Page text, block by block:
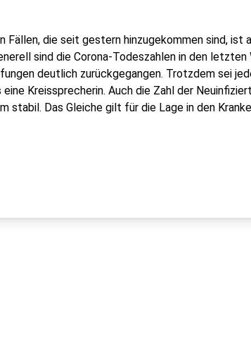
Fällen, die seit gestern hinzugekommen sind, ist
sind die Corona-Todeszahlen in den letzten
deutlich zurückgegangen. Trotzdem sei
Kreissprecherin. Auch die Zahl der
stabil. Das Gleiche gilt für die Lage in den